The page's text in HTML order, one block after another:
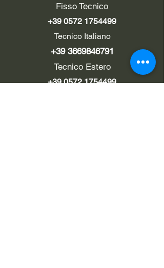
Fisso Tecnico
+39 0572 1754499
Tecnico Italiano
+39 3669846791
Tecnico Estero
+39 0572 1754499